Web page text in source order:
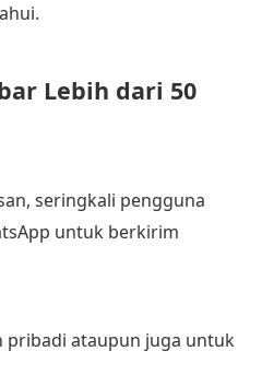
Lebih dari 50
seringkali pengguna
untuk berkirim
pribadi ataupun juga untuk